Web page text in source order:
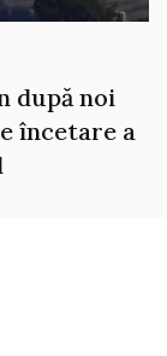
după noi
încetare a